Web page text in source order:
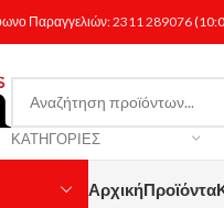
Παραγγελιών:2311 289076
ΚΑΤΗΓΟΡΊΕΣ
ΑρχικήΠροϊόντα